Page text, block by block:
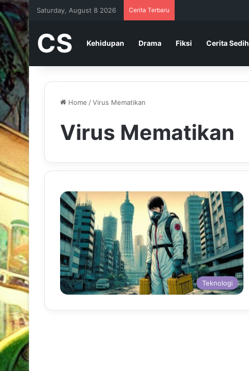
Saturday, August 8 2026 Cerita Terbaru
CS Kehidupan Drama Fiksi Cerita Sedih
Home /Virus Mematikan
Virus Mematikan
Teknologi